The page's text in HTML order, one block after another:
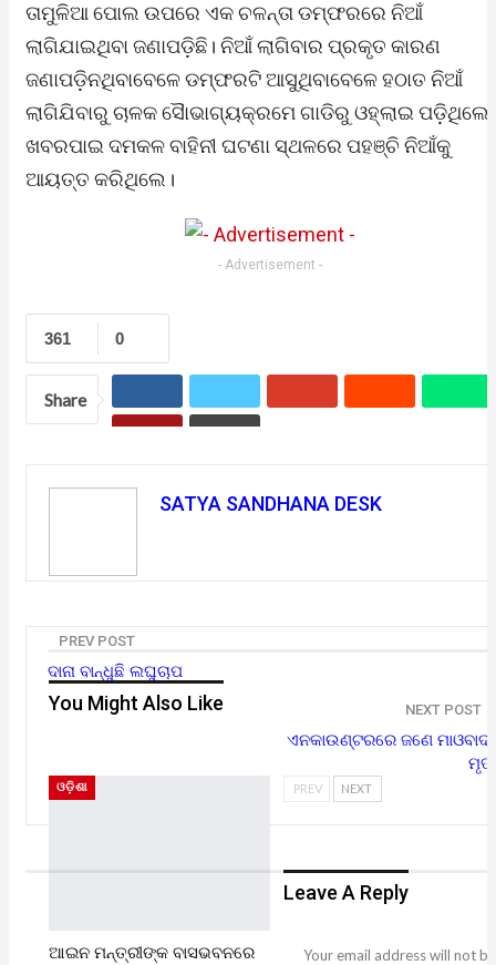
ତାମୁଳିଆ ପୋଲ ଉପରେ ଏକ ଚଳନ୍ତା ଡମ୍ଫରରେ ନିଆଁ
ଲାଗିଯାଇଥିବା ଜଣାପଡ଼ିଛି। ନିଆଁ ଲାଗିବାର ପ୍ରକୃତ କାରଣ
ଜଣାପଡ଼ିନଥିବାବେଳେ ଡମ୍ଫରଟି ଆସୁଥିବାବେଳେ ହଠାତ ନିଆଁ
ଲାଗିଯିବାରୁ ଚାଳକ ସୈାଭାଗ୍ୟକ୍ରମେ ଗାଡିରୁ ଓହ୍ଲାଇ ପଡ଼ିଥିଲେ
ଖବରପାଇ ଦମକଳ ବାହିନୀ ଘଟଣା ସ୍ଥଳରେ ପହଞ୍ଚି ନିଆଁକୁ
ଆୟତ୍ତ କରିଥିଲେ।
- Advertisement -
0
361
Share
SATYA SANDHANA DESK
PREV POST
ଦାନା ବାନ୍ଧୁଛି ଲଘୁଚାପ
NEXT POST
ଏନକାଉଣ୍ଟରରେ ଜଣେ ମାଓବାଦୀ
ମୃତ
You Might Also Like
ଓଡ଼ିଶା
ଆଇନ ମନ୍ତ୍ରୀଙ୍କ ବାସଭବନରେ
PREV NEXT
Leave A Reply
Your email address will not be